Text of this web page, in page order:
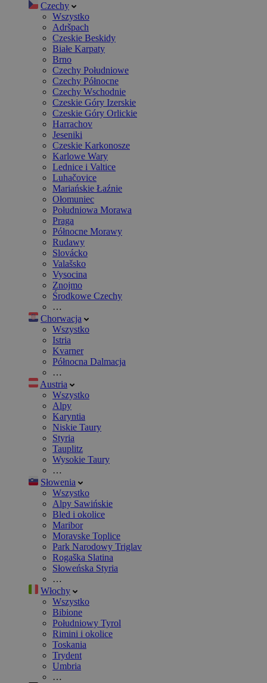
Czechy
Wszystko
Adršpach
Czeskie Beskidy
Białe Karpaty
Brno
Czechy Południowe
Czechy Północne
Czechy Wschodnie
Czeskie Góry Izerskie
Czeskie Góry Orlickie
Harrachov
Jeseniki
Czeskie Karkonosze
Karlowe Wary
Lednice i Valtice
Luhačovice
Mariańskie Łaźnie
Ołomuniec
Południowa Morawa
Praga
Północne Morawy
Rudawy
Slovácko
Valašsko
Vysocina
Znojmo
Środkowe Czechy
…
Chorwacja
Wszystko
Istria
Kvarner
Północna Dalmacja
…
Austria
Wszystko
Alpy
Karyntia
Niskie Taury
Styria
Tauplitz
Wysokie Taury
…
Słowenia
Wszystko
Alpy Sawińskie
Bled i okolice
Maribor
Moravske Toplice
Park Narodowy Triglav
Rogaška Slatina
Słoweńska Styria
…
Włochy
Wszystko
Bibione
Południowy Tyrol
Rimini i okolice
Toskania
Trydent
Umbria
…